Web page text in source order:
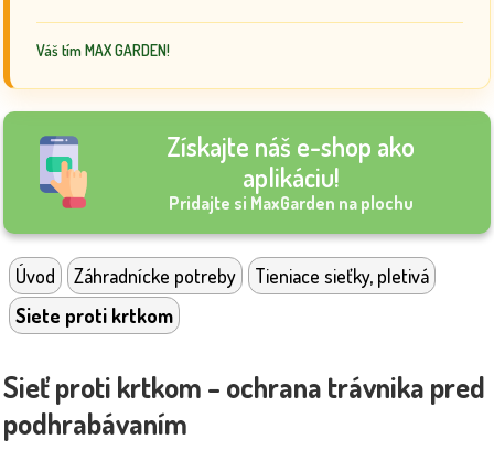
Váš tím MAX GARDEN!
Získajte náš e-shop ako
aplikáciu!
Pridajte si MaxGarden na plochu
Úvod Záhradnícke potreby
Tieniace sieťky, pletivá
Siete proti krtkom
Sieť proti krtkom – ochrana trávnika pred
podhrabávaním